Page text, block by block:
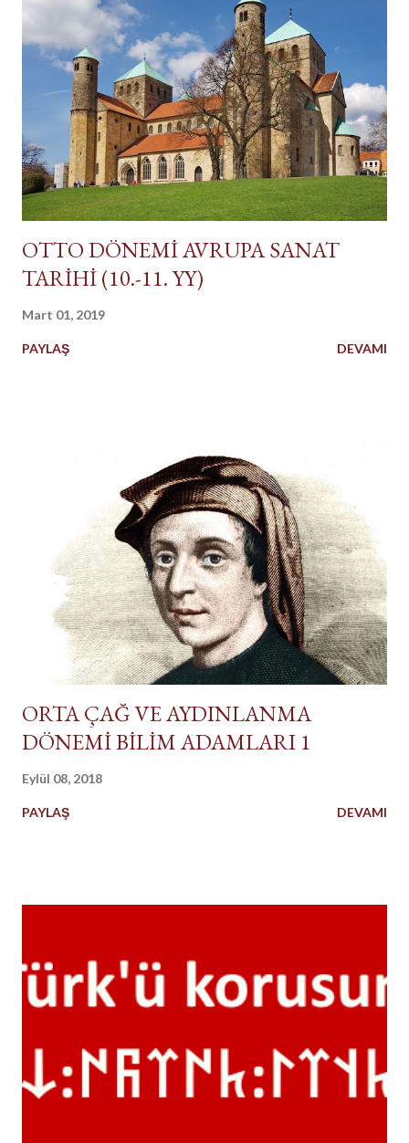
OTTO DÖNEMİ AVRUPA SANAT
TARİHİ (10.-11. YY)
Mart 01, 2019
PAYLAŞ DEVAMI
ORTA ÇAĞ VE AYDINLANMA
DÖNEMİ BİLİM ADAMLARI 1
Eylül 08, 2018
PAYLAŞ DEVAMI